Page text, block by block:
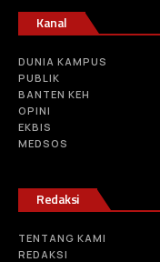
Kanal
DUNIA KAMPUS
PUBLIK
BANTEN KEH
OPINI
EKBIS
MEDSOS
Redaksi
TENTANG KAMI
REDAKSI